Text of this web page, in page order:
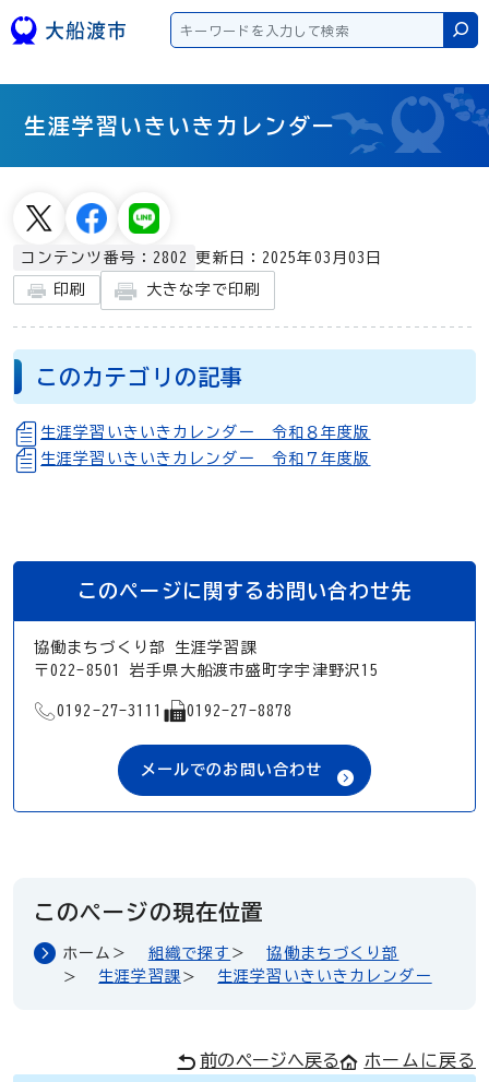
検索
生涯学習いきいきカレンダー
コンテンツ番号：2802 更新日：2025年03月03日
印刷 大きな字で印刷
このカテゴリの記事
生涯学習いきいきカレンダー 令和８年度版
生涯学習いきいきカレンダー 令和７年度版
このページに関するお問い合わせ先
協働まちづくり部 生涯学習課
〒022-8501 岩手県大船渡市盛町字宇津野沢15
TEL
0192-27-3111 FAX
0192-27-8878
メールでのお問い合わせ
このページの現在位置
ホーム 組織で探す
協働まちづくり部
生涯学習課
生涯学習いきいきカレンダー
前のページへ戻る ホームに戻る